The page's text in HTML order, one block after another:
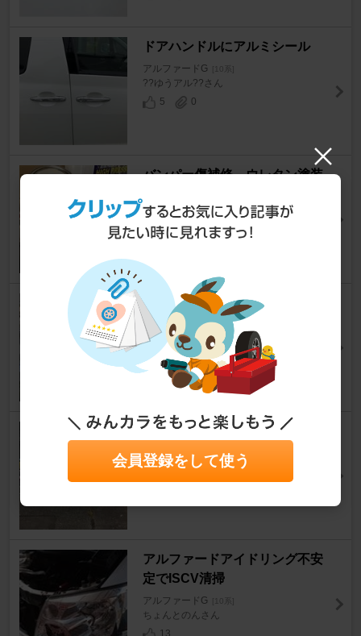
ドアハンドルにアルミシール
アルファードG [10系]
??ゆうアル??さん
5
0
バンパー傷補修 ウレタン塗装
アルファードG [10系]
喜代門さん
カッティングシート貼り付け
アルファードG [10系]
喜代門さん
9
0
バンパー塗装
アルファードG [10系]
??ゆうアル??さん
アルファードアイドリング不安
定でISCV清掃
アルファードG [10系]
ちょんとのんさん
会員登録をして使う